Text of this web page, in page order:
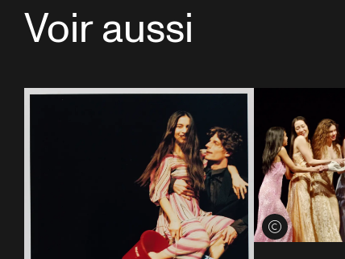
Voir aussi
Voir les crédits